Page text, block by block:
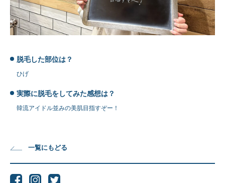
脱毛した部位は？
ひげ
実際に脱毛をしてみた感想は？
韓流アイドル並みの美肌目指すぞー！
一覧にもどる